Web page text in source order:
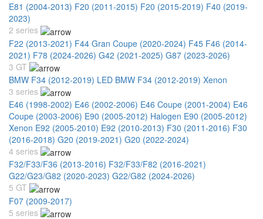
E81 (2004-2013) F20 (2011-2015) F20 (2015-2019) F40 (2019-
2023)
2 series
F22 (2013-2021) F44 Gran Coupe (2020-2024) F45 F46 (2014-
2021) F78 (2024-2026) G42 (2021-2025) G87 (2023-2026)
3 GT
BMW F34 (2012-2019) LED BMW F34 (2012-2019) Xenon
3 series
E46 (1998-2002) E46 (2002-2006) E46 Coupe (2001-2004) E46
Coupe (2003-2006) E90 (2005-2012) Halogen E90 (2005-2012)
Xenon E92 (2005-2010) E92 (2010-2013) F30 (2011-2016) F30
(2016-2018) G20 (2019-2021) G20 (2022-2024)
4 series
F32/F33/F36 (2013-2016) F32/F33/F82 (2016-2021)
G22/G23/G82 (2020-2023) G22/G82 (2024-2026)
5 GT
F07 (2009-2017)
5 series